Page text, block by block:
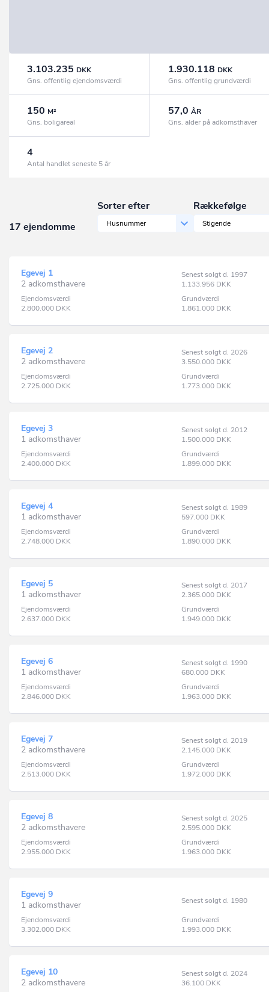
3.103.235 DKK
Gns. offentlig ejendomsværdi
1.930.118 DKK
Gns. offentlig grundværdi
150 M²
Gns. boligareal
57,0 ÅR
Gns. alder på adkomsthaver
4
Antal handlet seneste 5 år
17 ejendomme
Sorter efter
Husnummer
Rækkefølge
Stigende
Egevej 1
2 adkomsthavere
Senest solgt d. 1997
1.133.956 DKK
Ejendomsværdi
2.800.000 DKK
Grundværdi
1.861.000 DKK
Egevej 2
2 adkomsthavere
Senest solgt d. 2026
3.550.000 DKK
Ejendomsværdi
2.725.000 DKK
Grundværdi
1.773.000 DKK
Egevej 3
1 adkomsthaver
Senest solgt d. 2012
1.500.000 DKK
Ejendomsværdi
2.400.000 DKK
Grundværdi
1.899.000 DKK
Egevej 4
1 adkomsthaver
Senest solgt d. 1989
597.000 DKK
Ejendomsværdi
2.748.000 DKK
Grundværdi
1.890.000 DKK
Egevej 5
1 adkomsthaver
Senest solgt d. 2017
2.365.000 DKK
Ejendomsværdi
2.637.000 DKK
Grundværdi
1.949.000 DKK
Egevej 6
1 adkomsthaver
Senest solgt d. 1990
680.000 DKK
Ejendomsværdi
2.846.000 DKK
Grundværdi
1.963.000 DKK
Egevej 7
2 adkomsthavere
Senest solgt d. 2019
2.145.000 DKK
Ejendomsværdi
2.513.000 DKK
Grundværdi
1.972.000 DKK
Egevej 8
2 adkomsthavere
Senest solgt d. 2025
2.595.000 DKK
Ejendomsværdi
2.955.000 DKK
Grundværdi
1.963.000 DKK
Egevej 9
1 adkomsthaver
Senest solgt d. 1980
Ejendomsværdi
3.302.000 DKK
Grundværdi
1.993.000 DKK
Egevej 10
2 adkomsthavere
Senest solgt d. 2024
36.100 DKK